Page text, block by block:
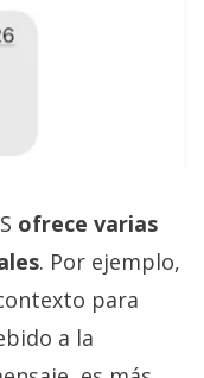
ofrece varias
. Por ejemplo,
para
a la